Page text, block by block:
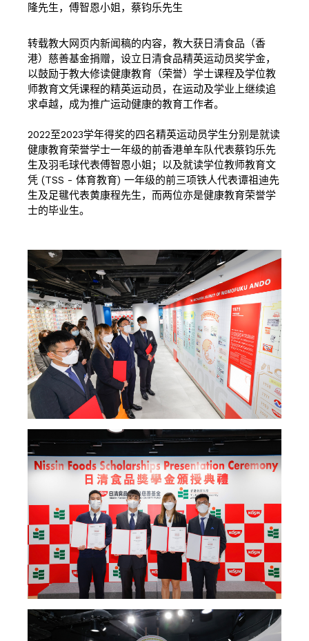
隆先生，傅智恩小姐，蔡钧乐先生
转载教大网页内新闻稿的内容，教大获日清食品（香
港）慈善基金捐赠，设立日清食品精英运动员奖学金，
以鼓励于教大修读健康教育（荣誉）学士课程及学位教
师教育文凭课程的精英运动员，在运动及学业上继续追
求卓越，成为推广运动健康的教育工作者。
2022至2023学年得奖的四名精英运动员学生分别是就读
健康教育荣誉学士一年级的前香港单车队代表蔡钧乐先
生及羽毛球代表傅智恩小姐；以及就读学位教师教育文
凭 (TSS - 体育教育) 一年级的前三项铁人代表谭祖迪先
生及足毽代表黄康程先生，而两位亦是健康教育荣誉学
士的毕业生。